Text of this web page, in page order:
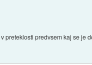
predvsem kaj se je